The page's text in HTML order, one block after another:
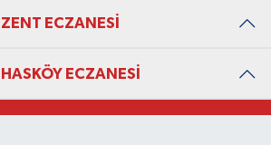
ZENT ECZANESİ
HASKÖY ECZANESİ